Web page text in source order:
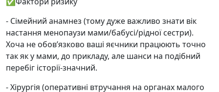
⁃ Сімейний анамнез (тому дуже важливо знати вік
настання менопаузи мами/бабусі/рідної сестри).
Хоча не обовʼязково ваші яєчники працюють точно
так як у мами, до прикладу, але шанси на подібний
перебіг історії-значний.
⁃ Хірургія (оперативні втручання на органах малого